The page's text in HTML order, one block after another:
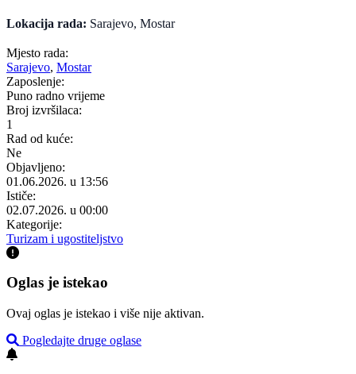
Lokacija rada: Sarajevo, Mostar
Mjesto rada:
Sarajevo, Mostar
Zaposlenje:
Puno radno vrijeme
Broj izvršilaca:
1
Rad od kuće:
Ne
Objavljeno:
01.06.2026. u 13:56
Ističe:
02.07.2026. u 00:00
Kategorije:
Turizam i ugostiteljstvo
Oglas je istekao
Ovaj oglas je istekao i više nije aktivan.
Pogledajte druge oglase